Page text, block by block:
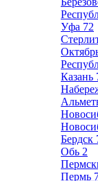
Уфа 72
Казань
Бердск
Обь 2
Пермь